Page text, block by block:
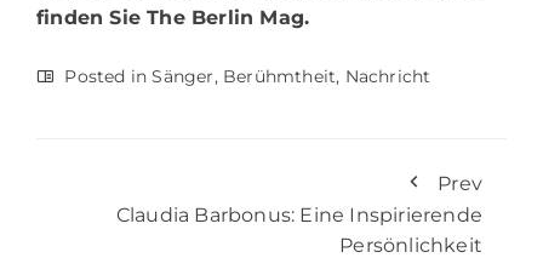
finden SieThe Berlin Mag.
Posted inSänger, Berühmtheit, Nachricht
Prev
Claudia Barbonus: Eine Inspirierende
Persönlichkeit